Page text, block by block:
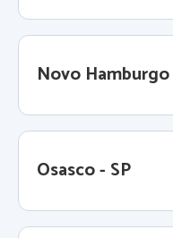
Novo Hamburgo
Osasco - SP